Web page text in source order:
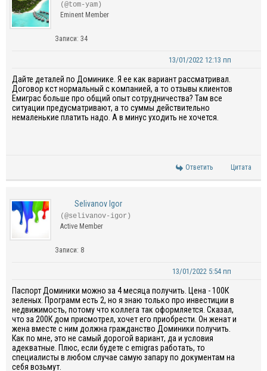
(@tom-yam)
Eminent Member
Записи: 34
13/01/2022 12:13 пп
Дайте деталей по Доминике. Я ее как вариант рассматривал.
Договор кст нормальный с компанией, а то отзывы клиентов
Емиграс больше про общий опыт сотрудничества? Там все
ситуации предусматривают, а то суммы действительно
немаленькие платить надо. А в минус уходить не хочется.
Ответить Цитата
Selivanov Igor
(@selivanov-igor)
Active Member
Записи: 8
13/01/2022 5:54 пп
Паспорт Доминики можно за 4 месяца получить. Цена - 100К
зеленых. Программ есть 2, но я знаю только про инвестиции в
недвижимость, потому что коллега так оформляется. Сказал,
что за 200К дом присмотрел, хочет его приобрести. Он женат и
жена вместе с ним должна гражданство Доминики получить.
Как по мне, это не самый дорогой вариант, да и условия
адекватные. Плюс, если будете с emigras работать, то
специалисты в любом случае самую запару по документам на
себя возьмут.